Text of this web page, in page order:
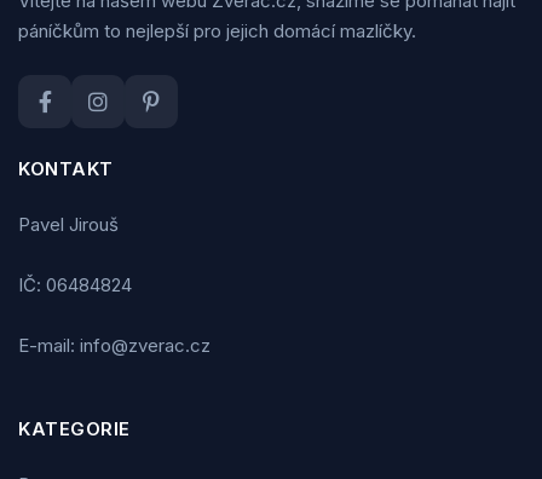
páníčkům to nejlepší pro jejich domácí mazlíčky.
KONTAKT
Pavel Jirouš
IČ: 06484824
E-mail: info@zverac.cz
KATEGORIE